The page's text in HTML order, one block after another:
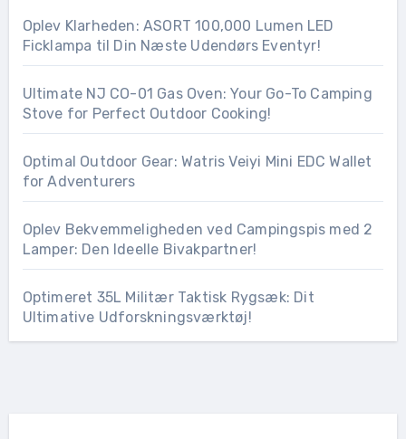
Oplev Klarheden: ASORT 100,000 Lumen LED
Ficklampa til Din Næste Udendørs Eventyr!
Ultimate NJ CO-01 Gas Oven: Your Go-To Camping
Stove for Perfect Outdoor Cooking!
Optimal Outdoor Gear: Watris Veiyi Mini EDC Wallet
for Adventurers
Oplev Bekvemmeligheden ved Campingspis med 2
Lamper: Den Ideelle Bivakpartner!
Optimeret 35L Militær Taktisk Rygsæk: Dit
Ultimative Udforskningsværktøj!